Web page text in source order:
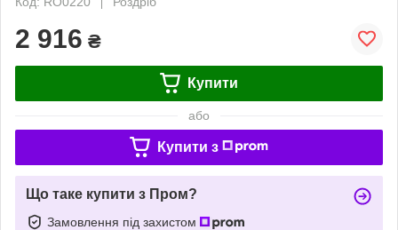
2 916 ₴
Купити
або
Купити з
Що таке купити з Пром?
Замовлення під захистом